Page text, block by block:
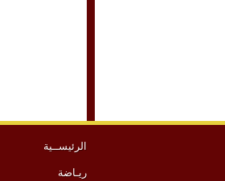
الرئيســية
ريـاضة